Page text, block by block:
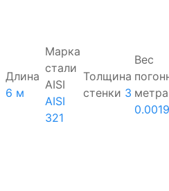
Длина
6 м
Марка
стали
AISI
AISI
321
Толщина
стенки 3
Вес
метра